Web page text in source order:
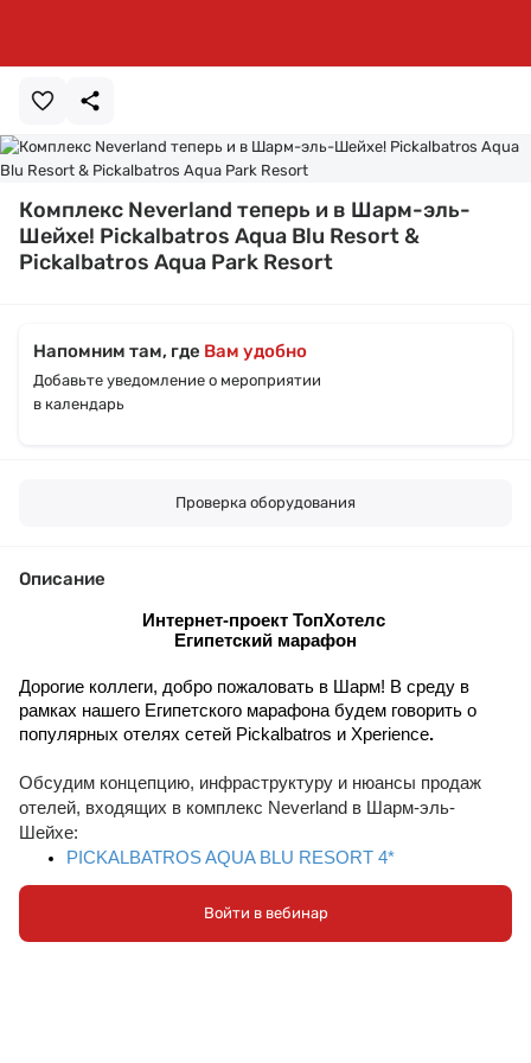
Комплекс Neverland теперь и в Шарм-эль-
Шейхе! Pickalbatros Aqua Blu Resort &
Pickalbatros Aqua Park Resort
Напомним там, где Вам удобно
Добавьте уведомление о мероприятии
в календарь
Проверка оборудования
Описание
Интернет-проект ТопХотелс
Египетский марафон
Дорогие коллеги, добро пожаловать в Шарм! В среду в
рамках нашего Египетского марафона будем говорить о
популярных отелях сетей Pickalbatros и Xperience.
Обсудим концепцию, инфраструктуру и нюансы продаж
отелей, входящих в комплекс Neverland в Шарм-эль-
Шейхе:
PICKALBATROS AQUA BLU RESORT 4*
Курилкова , Помощник менеджера по
Войти в вебинар